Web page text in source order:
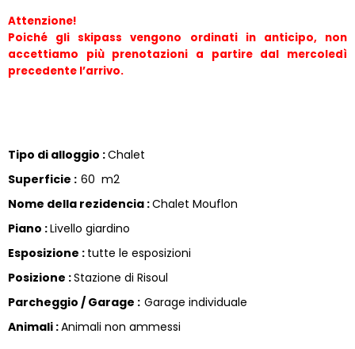
Attenzione!
Poiché gli skipass vengono ordinati in anticipo, non
accettiamo più prenotazioni a partire dal mercoledì
precedente l’arrivo.
Tipo di alloggio :Chalet
Superficie : 60 m2
Nome della rezidencia :Chalet Mouflon
Piano :Livello giardino
Esposizione : tutte le esposizioni
Posizione :Stazione di Risoul
Parcheggio / Garage : Garage individuale
Animali :Animali non ammessi